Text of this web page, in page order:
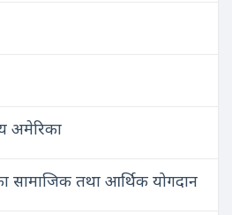
अमेरिका
सामाजिक तथा आर्थिक योगदान